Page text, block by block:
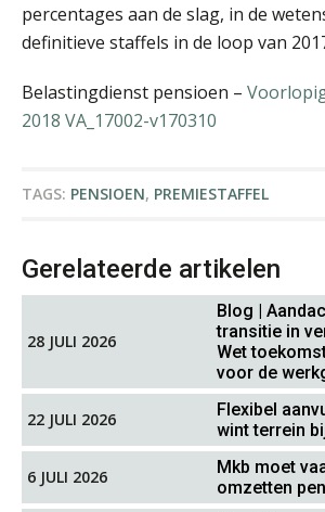
percentages aan de slag, in de
definitieve staffels in de loop van
Belastingdienst pensioen –
2018 VA_17002-v170310
TAGS: PENSIOEN, PREMIESTAFFEL
Gerelateerde artikelen
28 JULI 2026
Blog |
transitie in
Wet
voor de
22 JULI 2026
Flexibel
wint terrein
6 JULI 2026
Mkb moet
omzetten
Imke Bos
Matthijs van